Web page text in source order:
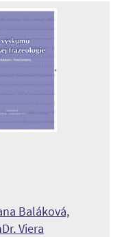
Baláková,
Viera